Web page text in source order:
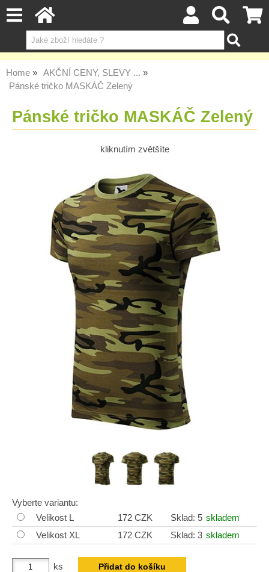
Home
AKČNÍ CENY, SLEVY ...
Pánské tričko MASKÁČ Zelený
Pánské tričko MASKÁČ Zelený
kliknutím zvětšíte
Vyberte variantu:
Velikost L
172 CZK Sklad: 5 skladem
Velikost XL
172 CZK Sklad: 3 skladem
ks